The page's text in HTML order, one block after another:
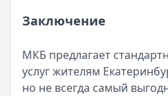
Заключение
МКБ предлагает
услуг жителям
но не всегда самый